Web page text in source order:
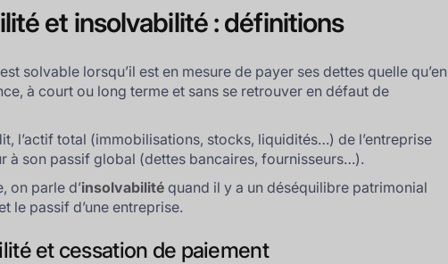
et insolvabilité : définitions
solvable lorsqu’il est en mesure de payer ses dettes quelle qu’en
à court ou long terme et sans se retrouver en défaut de
l’actif total (immobilisations, stocks, liquidités…) de l’entreprise
à son passif global (dettes bancaires, fournisseurs…).
on parle d’insolvabilité quand il y a un déséquilibre patrimonial
le passif d’une entreprise.
et cessation de paiement